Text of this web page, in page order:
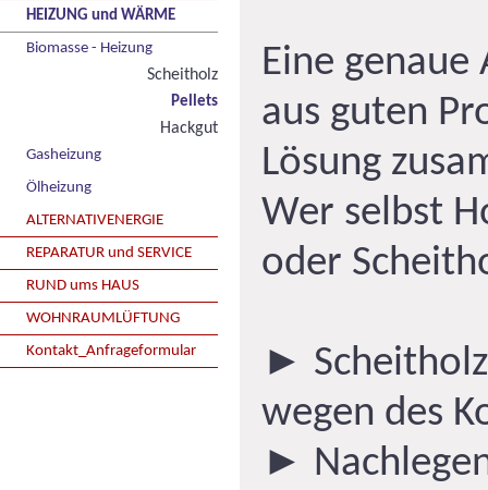
HEIZUNG und WÄRME
Biomasse - Heizung
Scheitholz
Pellets
Hackgut
Gasheizung
Ölheizung
ALTERNATIVENERGIE
REPARATUR und SERVICE
RUND ums HAUS
WOHNRAUMLÜFTUNG
Kontakt_Anfrageformular
Eine genaue
aus guten
Lösung
Wer selbst
oder
►
wegen des
►